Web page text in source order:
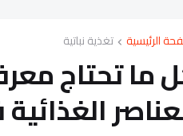
الرئيسية تغذية نباتية
ما تحتاج